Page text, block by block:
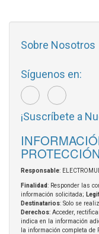
Sobre Nosotros
Síguenos en:
¡Suscríbete a
Responsable:
Finalidad: Responder las
información solicitada;
Destinatarios: Solo se
Derechos: Acceder,
indica en la información
la información completa de